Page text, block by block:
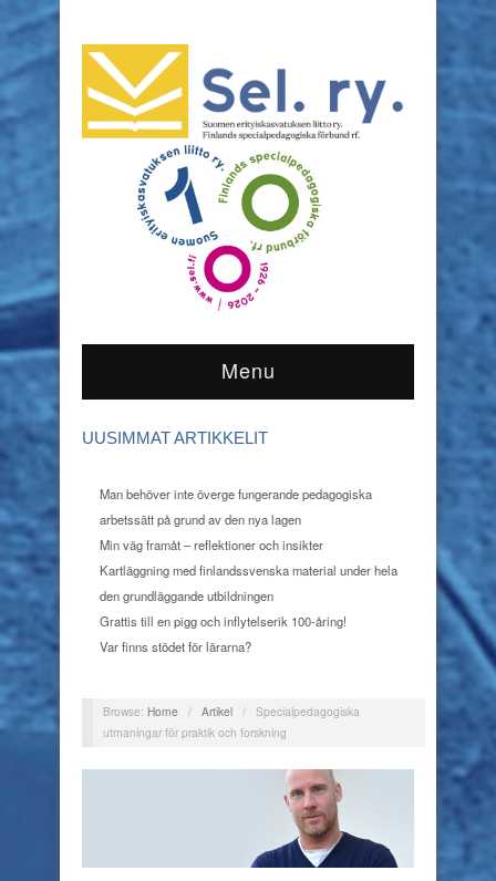
Menu
UUSIMMAT ARTIKKELIT
Man behöver inte överge fungerande pedagogiska
arbetssätt på grund av den nya lagen
Min väg framåt – reflektioner och insikter
Kartläggning med finlandssvenska material under hela
den grundläggande utbildningen
Grattis till en pigg och inflytelserik 100-åring!
Var finns stödet för lärarna?
Browse: Home / Artikel /
Specialpedagogiska
utmaningar för praktik och forskning